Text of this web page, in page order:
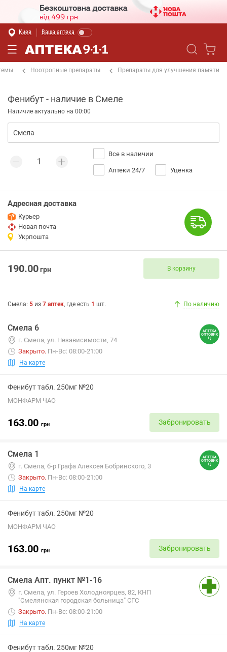
Киев Ваша аптека
Ноотропные препараты Препараты для улучшения памяти
Фенибут - наличие в Смеле
Наличие актуально на 00:00
Все в наличии
Аптеки 24/7 Уценка
Адресная доставка
Курьер
Новая почта
Укрпошта
190.00грн В корзину
Смела: 5 из 7 аптек, где есть 1 шт. По наличию
Смела 6
г. Смела, ул. Независимости, 74
Закрыто. Пн-Вс: 08:00-21:00
На карте
Фенибут табл. 250мг №20
МОНФАРМ ЧАО
163.00 грн Забронировать
Смела 1
г. Смела, б-р Графа Алексея Бобринского, 3
Закрыто. Пн-Вс: 08:00-21:00
На карте
Фенибут табл. 250мг №20
МОНФАРМ ЧАО
163.00 грн Забронировать
Смела Апт. пункт №1-16
г. Смела, ул. Героев Холодноярцев, 82, КНП
"Смелянская городская больница" СГС
Закрыто. Пн-Вс: 08:00-21:00
На карте
Фенибут табл. 250мг №20